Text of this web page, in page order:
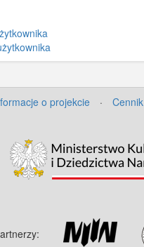
o projekcie · Cennik